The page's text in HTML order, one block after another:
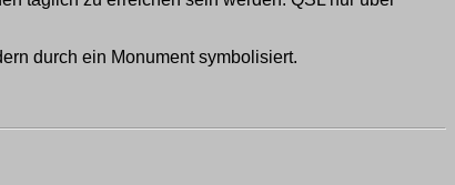
durch ein Monument symbolisiert.